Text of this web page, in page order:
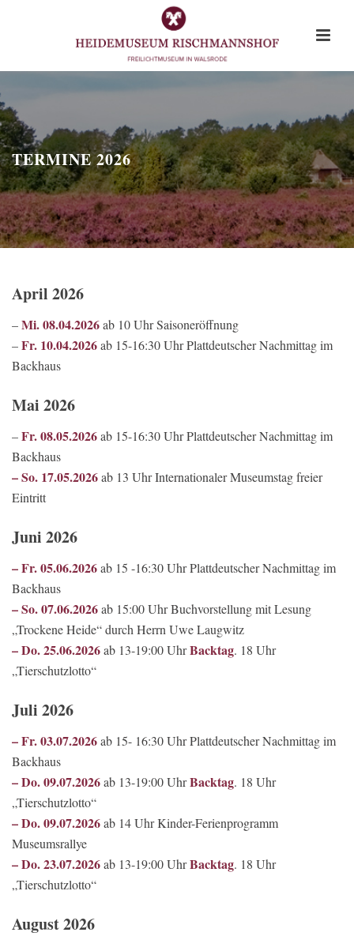
TERMINE 2026
April 2026
–Mi. 08.04.2026ab 10 Uhr Saisoneröffnung
–Fr. 10.04.2026ab 15-16:30 Uhr Plattdeutscher Nachmittag im
Backhaus
Mai 2026
–Fr. 08.05.2026ab 15-16:30 Uhr Plattdeutscher Nachmittag im
Backhaus
– So. 17.05.2026ab 13 Uhr Internationaler Museumstag freier
Eintritt
Juni 2026
– Fr. 05.06.2026ab 15 -16:30 Uhr Plattdeutscher Nachmittag im
Backhaus
– So. 07.06.2026ab 15:00 Uhr Buchvorstellung mit Lesung
„Trockene Heide“ durch Herrn Uwe Laugwitz
– Do. 25.06.2026ab 13-19:00 UhrBacktag. 18 Uhr
„Tierschutzlotto“
Juli 2026
– Fr. 03.07.2026ab 15- 16:30 Uhr Plattdeutscher Nachmittag im
Backhaus
– Do. 09.07.2026ab 13-19:00 UhrBacktag. 18 Uhr
„Tierschutzlotto“
– Do. 09.07.2026ab 14 Uhr Kinder-Ferienprogramm
Museumsrallye
– Do. 23.07.2026ab 13-19:00 UhrBacktag. 18 Uhr
„Tierschutzlotto“
August 2026